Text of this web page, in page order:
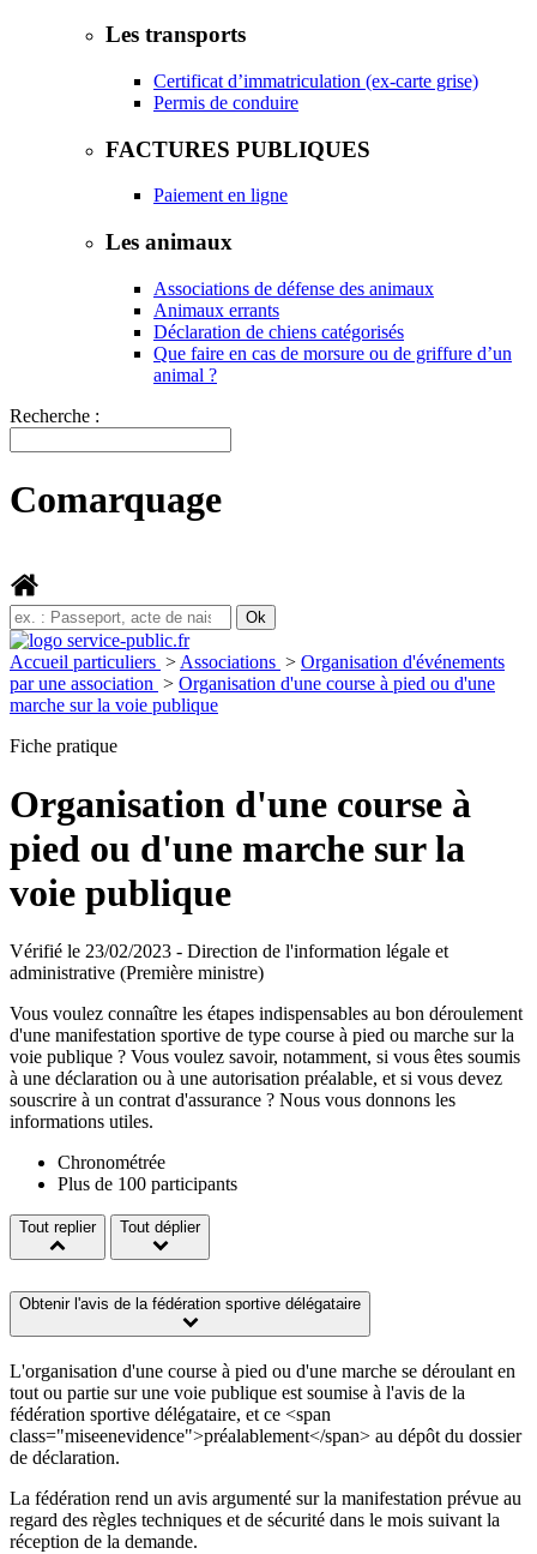
Les transports
Certificat d’immatriculation (ex-carte grise)
Permis de conduire
FACTURES PUBLIQUES
Paiement en ligne
Les animaux
Associations de défense des animaux
Animaux errants
Déclaration de chiens catégorisés
Que faire en cas de morsure ou de griffure d’un
animal ?
Recherche :
Comarquage
Accueil particuliers > Associations > Organisation d'événements
par une association > Organisation d'une course à pied ou d'une
marche sur la voie publique
Fiche pratique
Organisation d'une course à
pied ou d'une marche sur la
voie publique
Vérifié le 23/02/2023 - Direction de l'information légale et
administrative (Première ministre)
Vous voulez connaître les étapes indispensables au bon déroulement
d'une manifestation sportive de type course à pied ou marche sur la
voie publique ? Vous voulez savoir, notamment, si vous êtes soumis
à une déclaration ou à une autorisation préalable, et si vous devez
souscrire à un contrat d'assurance ? Nous vous donnons les
informations utiles.
Chronométrée
Plus de 100 participants
Tout replier Tout déplier
Obtenir l'avis de la fédération sportive délégataire
L'organisation d'une course à pied ou d'une marche se déroulant en
tout ou partie sur une voie publique est soumise à l'avis de la
fédération sportive délégataire, et ce <span
class="miseenevidence">préalablement</span> au dépôt du dossier
de déclaration.
La fédération rend un avis argumenté sur la manifestation prévue au
regard des règles techniques et de sécurité dans le mois suivant la
réception de la demande.